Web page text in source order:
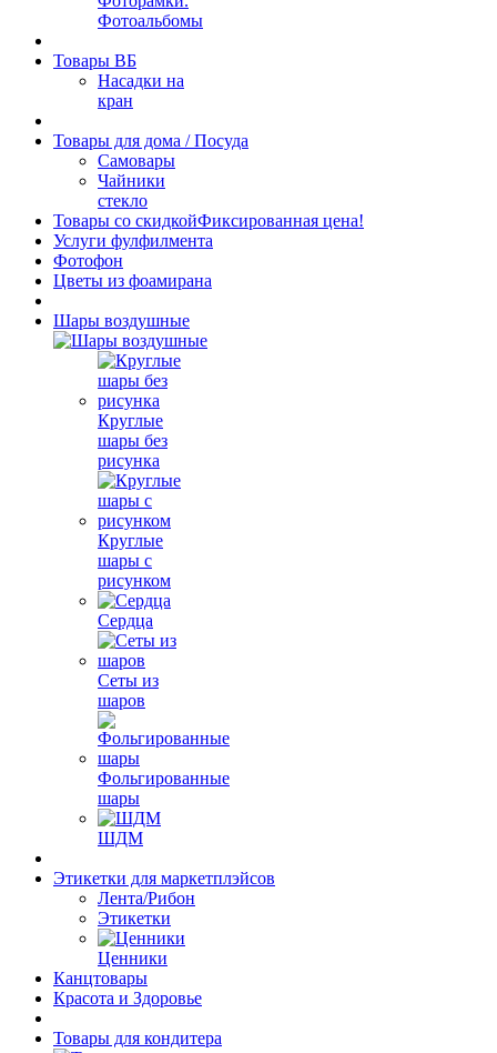
Фотоальбомы
Товары ВБ
Насадки на
кран
Товары для дома / Посуда
Самовары
Чайники
стекло
Товары со скидкойФиксированная цена!
Услуги фулфилмента
Фотофон
Цветы из фоамирана
Шары воздушные
Круглые
шары без
рисунка
Круглые
шары с
рисунком
Сердца
Сеты из
шаров
Фольгированные
шары
ШДМ
Этикетки для маркетплэйсов
Лента/Рибон
Этикетки
Ценники
Канцтовары
Красота и Здоровье
Товары для кондитера